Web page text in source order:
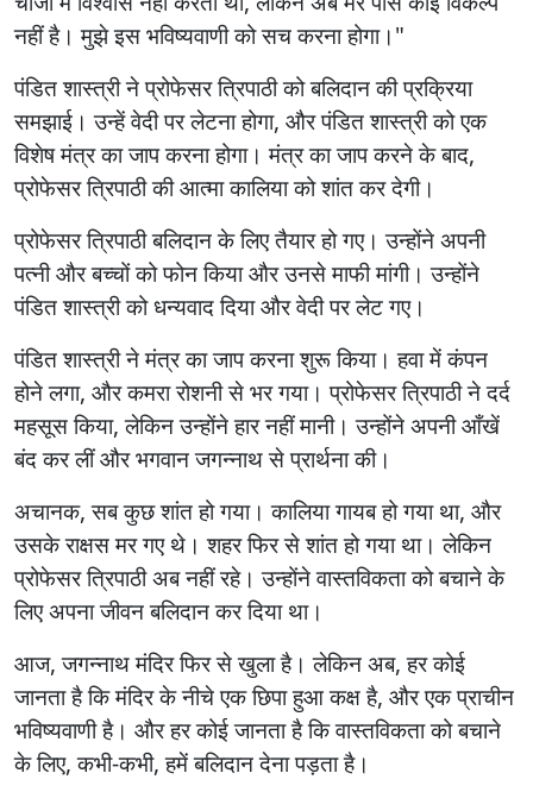
नहीं है। मुझे इस भविष्यवाणी को सच करना होगा।"
पंडित शास्त्री ने प्रोफेसर त्रिपाठी को बलिदान की प्रक्रिया
समझाई। उन्हें वेदी पर लेटना होगा, और पंडित शास्त्री को एक
विशेष मंत्र का जाप करना होगा। मंत्र का जाप करने के बाद,
प्रोफेसर त्रिपाठी की आत्मा कालिया को शांत कर देगी।
प्रोफेसर त्रिपाठी बलिदान के लिए तैयार हो गए। उन्होंने अपनी
पत्नी और बच्चों को फोन किया और उनसे माफी मांगी। उन्होंने
पंडित शास्त्री को धन्यवाद दिया और वेदी पर लेट गए।
पंडित शास्त्री ने मंत्र का जाप करना शुरू किया। हवा में कंपन
होने लगा, और कमरा रोशनी से भर गया। प्रोफेसर त्रिपाठी ने दर्द
महसूस किया, लेकिन उन्होंने हार नहीं मानी। उन्होंने अपनी आँखें
बंद कर लीं और भगवान जगन्नाथ से प्रार्थना की।
अचानक, सब कुछ शांत हो गया। कालिया गायब हो गया था, और
उसके राक्षस मर गए थे। शहर फिर से शांत हो गया था। लेकिन
प्रोफेसर त्रिपाठी अब नहीं रहे। उन्होंने वास्तविकता को बचाने के
लिए अपना जीवन बलिदान कर दिया था।
आज, जगन्नाथ मंदिर फिर से खुला है। लेकिन अब, हर कोई
जानता है कि मंदिर के नीचे एक छिपा हुआ कक्ष है, और एक प्राचीन
भविष्यवाणी है। और हर कोई जानता है कि वास्तविकता को बचाने
के लिए, कभी-कभी, हमें बलिदान देना पड़ता है।